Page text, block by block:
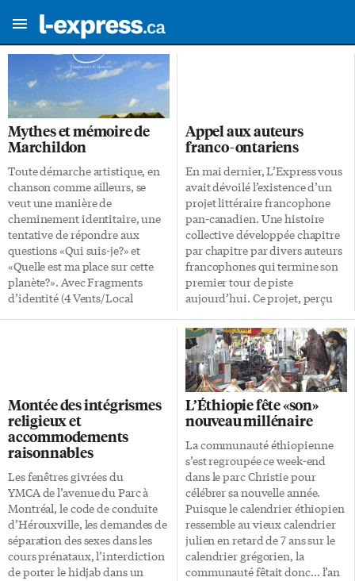
Mythes et mémoire de
Marchildon
Toute démarche artistique, en
chanson comme ailleurs, se
veut une manière de
cheminement identitaire, une
tentative de répondre aux
questions «Qui suis-je?» et
«Quelle est ma place sur cette
planète?». Avec Fragments
d’identité (4 Vents/Local
invoque – Assiniboine,
Qu’appelle, Rouge et, pourquoi
pas, Mississippi – sont autant
d’invitations à un voyage dont
on sait qu’il sera parsemé
d’embuches. De facture folk
atmosphérique (une prise de
son un peu plus caverneuse, et
la réalisation aurait pu être […]
Appel aux auteurs
franco-ontariens
En mai dernier, L’Express vous
avait dévoilé l’existence d’un
projet littéraire francophone
pan-canadien. Une histoire
collective développée chapitre
par chapitre par divers auteurs
francophones qui termine son
premier tour de piste
aujourd’hui. Ce projet, perçu
pour des auteurs francophones
en difficulté à travers le pays, a
suscité beaucoup d’intérêt ces
derniers mois. Au final, le
premier chapitre est enfin
terminé, et, par conséquent, le
concours est rouvert pour la
suite de ce projet. La direction
attend les propositions de suite
du roman pour le 28 octobre
prochain. Plus de
renseignements au
www.leseditionsose.com
Montée des intégrismes
religieux et
accommodements
raisonnables
Les fenêtres givrées du
YMCA de l’avenue du Parc à
Montréal, le code de conduite
d’Hérouxville, les demandes de
séparation des sexes dans les
cours prénataux, l’interdiction
de porter le hidjab dans un
L’Éthiopie fête «son»
nouveau millénaire
La communauté éthiopienne
s’est regroupée ce week-end
dans le parc Christie pour
célébrer sa nouvelle année.
Puisque le calendrier éthiopien
ressemble au vieux calendrier
julien en retard de 7 ans sur le
calendrier grégorien, la
communauté fêtait donc… l’an